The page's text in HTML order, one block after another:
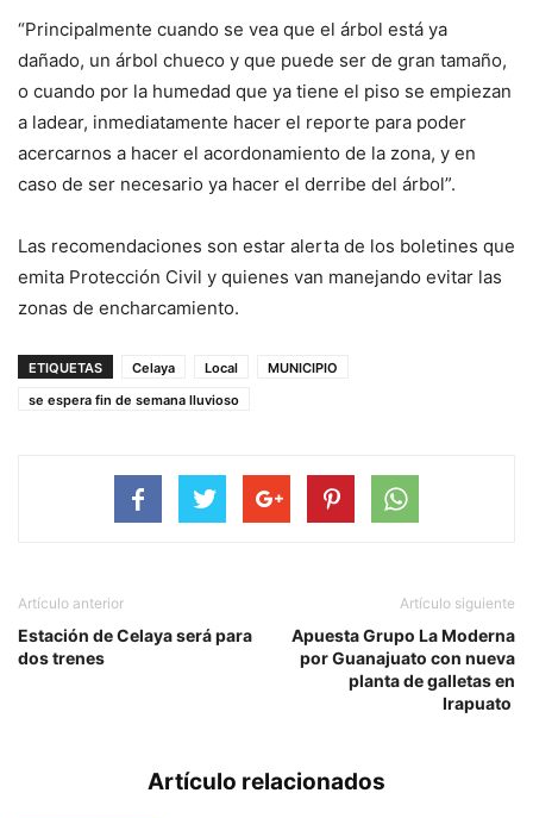
“Principalmente cuando se vea que el árbol está ya
dañado, un árbol chueco y que puede ser de gran tamaño,
o cuando por la humedad que ya tiene el piso se empiezan
a ladear, inmediatamente hacer el reporte para poder
acercarnos a hacer el acordonamiento de la zona, y en
caso de ser necesario ya hacer el derribe del árbol”.
Las recomendaciones son estar alerta de los boletines que
emita Protección Civil y quienes van manejando evitar las
zonas de encharcamiento.
ETIQUETAS Celaya Local
MUNICIPIO
se espera fin de semana lluvioso
Artículo anterior
Estación de Celaya será para
dos trenes
Artículo siguiente
Apuesta Grupo La Moderna
por Guanajuato con nueva
planta de galletas en
Irapuato
Artículo relacionados